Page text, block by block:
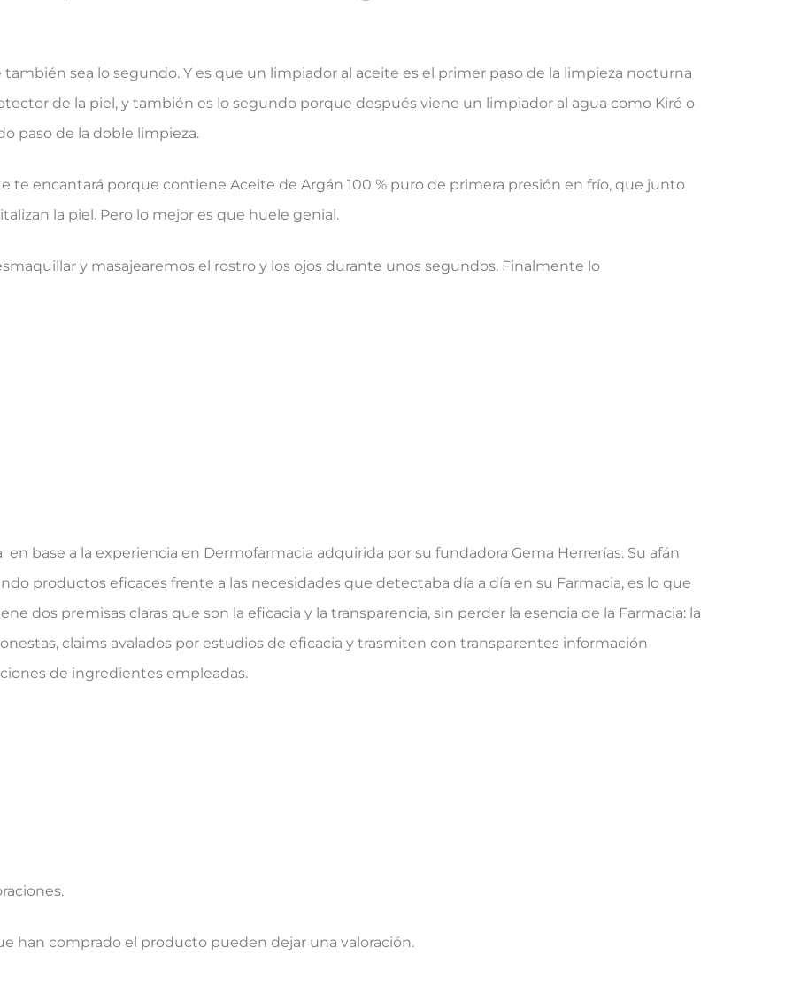
sea lo segundo. Y es que un limpiador al aceite es el primer paso de la limpieza nocturna
de la piel, y también es lo segundo porque después viene un limpiador al agua como Kiré o
paso de la doble limpieza.
te encantará porque contiene Aceite de Argán 100 % puro de primera presión en frío, que junto
la piel. Pero lo mejor es que huele genial.
y masajearemos el rostro y los ojos durante unos segundos. Finalmente lo
base a la experiencia en Dermofarmacia adquirida por su fundadora Gema Herrerías. Su afán
productos eficaces frente a las necesidades que detectaba día a día en su Farmacia, es lo que
dos premisas claras que son la eficacia y la transparencia, sin perder la esencia de la Farmacia: la
claims avalados por estudios de eficacia y trasmiten con transparentes información
de ingredientes empleadas.
han comprado el producto pueden dejar una valoración.